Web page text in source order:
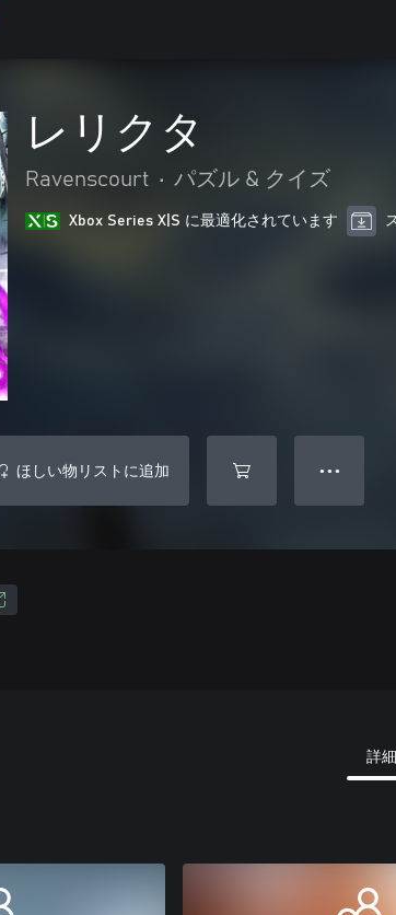
レリクタ
Ravenscourt • パズル & クイズ
Xbox Series X|S に最適化されています
ほしい物リストに追加 ● ● ●
詳細